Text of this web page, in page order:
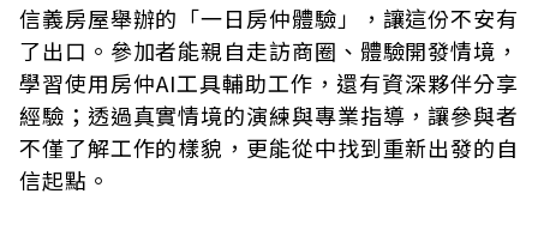
信義房屋舉辦的「一日房仲體驗」，讓這份不安有
了出口。參加者能親自走訪商圈、體驗開發情境，
學習使用房仲AI工具輔助工作，還有資深夥伴分享
經驗；透過真實情境的演練與專業指導，讓參與者
不僅了解工作的樣貌，更能從中找到重新出發的自
信起點。